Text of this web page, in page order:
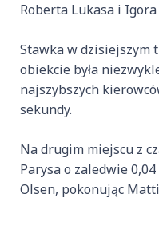
Roberta Lukasa i Igora
Stawka w dzisiejszym
obiekcie była
najszybszych
sekundy.
Na drugim miejscu z
Parysa o zaledwie
Olsen, pokonując